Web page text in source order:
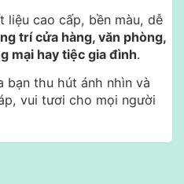
liệu cao cấp, bền màu, dễ
trí cửa hàng, văn phòng,
mại hay tiệc gia đình.
bạn thu hút ánh nhìn và
vui tươi cho mọi người